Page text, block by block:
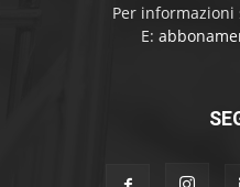
Per
E: